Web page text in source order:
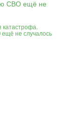
не случалось